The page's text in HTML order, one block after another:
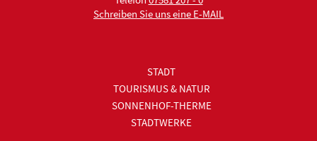
Schreiben Sie uns eine E-MAIL
STADT
TOURISMUS & NATUR
SONNENHOF-THERME
STADTWERKE